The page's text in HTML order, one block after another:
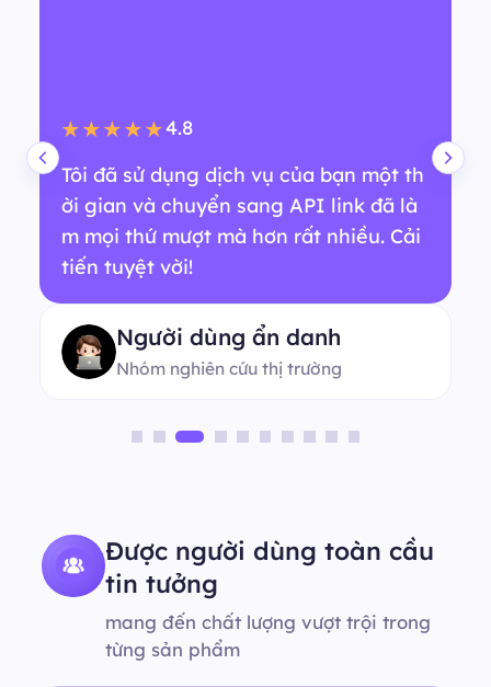
★★★★★4.8
Tôi đã sử dụng dịch vụ của bạn một th
ời gian và chuyển sang API link đã là
m mọi thứ mượt mà hơn rất nhiều. Cải
tiến tuyệt vời!
Người dùng ẩn danh
Nhóm nghiên cứu thị trường
Được người dùng toàn cầu
tin tưởng
mang đến chất lượng vượt trội trong
từng sản phẩm